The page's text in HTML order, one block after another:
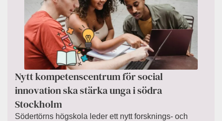
Nytt kompetenscentrum för social
innovation ska stärka unga i södra
Stockholm
Södertörns högskola leder ett nytt forsknings- och